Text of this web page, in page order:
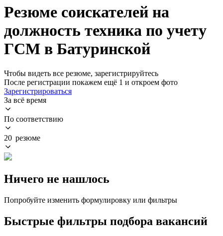
Резюме соискателей на
должность техника по учету
ГСМ в Батуринской
Чтобы видеть все резюме, зарегистрируйтесь
После регистрации покажем ещё 1 и откроем фото
Зарегистрироваться
За всё время
По соответствию
20 резюме
Ничего не нашлось
Попробуйте изменить формулировку или фильтры
Быстрые фильтры подбора вакансий